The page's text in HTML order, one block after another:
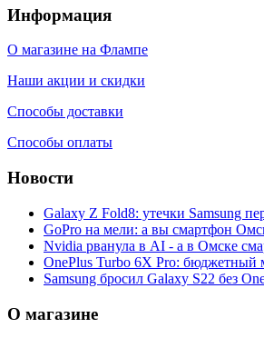
Информация
О магазине на Флампе
Наши акции и скидки
Способы доставки
Способы оплаты
Новости
Galaxy Z Fold8: утечки Samsung
GoPro на мели: а вы смартфон
Nvidia рванула в AI - а в Омске
OnePlus Turbo 6X Pro: бюджетный
Samsung бросил Galaxy S22 без
О магазине